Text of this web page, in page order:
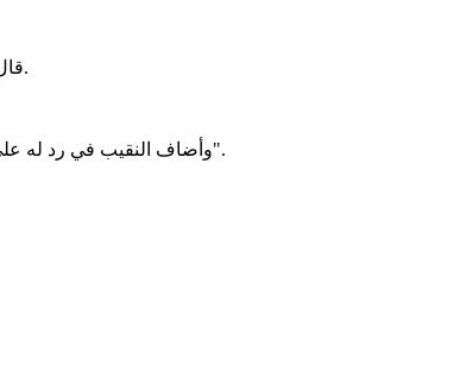
قال نقيب المحامين د. بونا الحسن إن قرارات المحكمة العليا ملزمة لـالهيئة الوطنية للمحامين، ولا يجوز التعامل معها تبعًا للأشخاص أو الاعتبارات المزاجية.
وأضاف النقيب في رد له على عريضة تقدم بها معنيون، طالبوا فيها بالتنفيذ الودي لقرار قضائي يتعلق باعتمادهم، أن "هذه القرارات واجبة النفاذ ولا تتطلب عرضًا على مجلس الهيئة".